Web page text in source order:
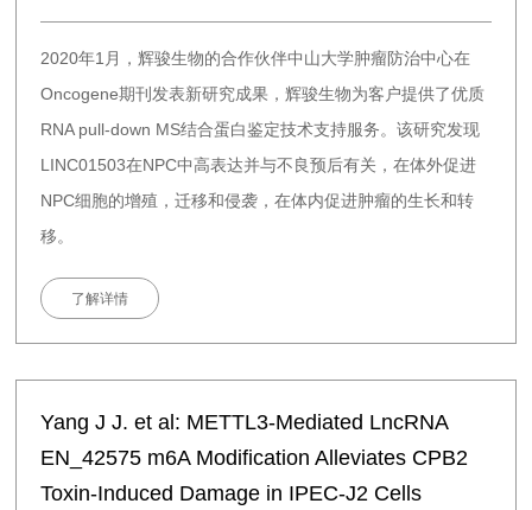
2020年1月，辉骏生物的合作伙伴中山大学肿瘤防治中心在
Oncogene期刊发表新研究成果，辉骏生物为客户提供了优质
RNA pull-down MS结合蛋白鉴定技术支持服务。该研究发现
LINC01503在NPC中高表达并与不良预后有关，在体外促进
NPC细胞的增殖，迁移和侵袭，在体内促进肿瘤的生长和转
移。
了解详情
Yang J J. et al: METTL3-Mediated LncRNA
EN_42575 m6A Modification Alleviates CPB2
Toxin-Induced Damage in IPEC-J2 Cells